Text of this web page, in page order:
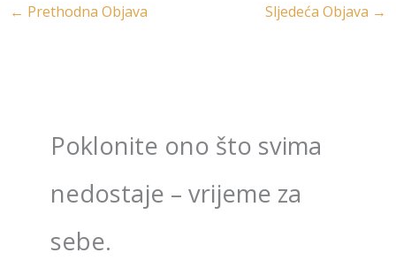
← Prethodna Objava Sljedeća Objava →
Poklonite ono što svima
nedostaje – vrijeme za
sebe.